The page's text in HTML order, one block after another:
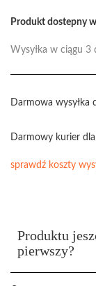
Produkt dostepny
Wysyłka w ciągu 3
Darmowa wysyłka
Darmowy kurier
sprawdź koszty
Produktu
pierwszy?